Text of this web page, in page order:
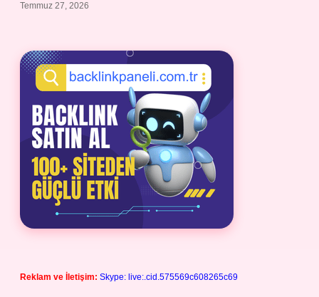
Temmuz 27, 2026
Reklam ve İletişim: Skype: live:.cid.575569c608265c69